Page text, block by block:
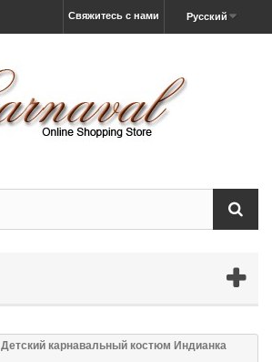
Русский
Свяжитесь с нами
Детский карнавальный костюм Индианка